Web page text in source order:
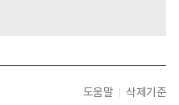
도움말 삭제기준